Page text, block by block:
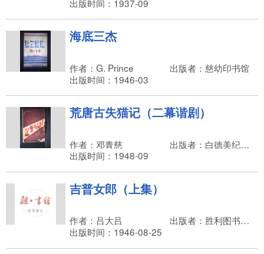
出版时间：1937-09
海底三杰
作者：G. Prince
出版者：慈幼印书馆
出版时间：1946-03
荒唐古失猫记（二幕谐剧）
作者：邓青慈
出版者：白德美纪念出版社
出版时间：1948-09
吉普女郎（上集）
作者：吕大吕
出版者：胜利图书小说出版社
出版时间：1946-08-25